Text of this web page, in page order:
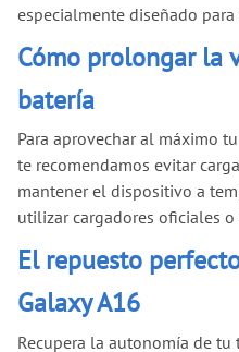
especialmente diseñado
Cómo prolongar la
batería
Para aprovechar al máximo
te recomendamos evitar
mantener el dispositivo a
utilizar cargadores oficiales
El repuesto
Galaxy A16
Recupera la autonomía de